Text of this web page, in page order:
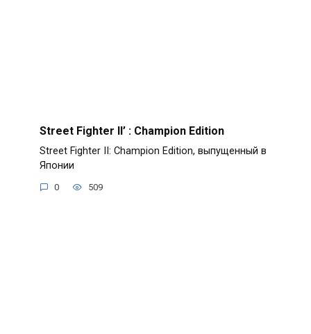
Street Fighter II’ : Champion Edition
Street Fighter II: Champion Edition, выпущенный в
Японии
0 509